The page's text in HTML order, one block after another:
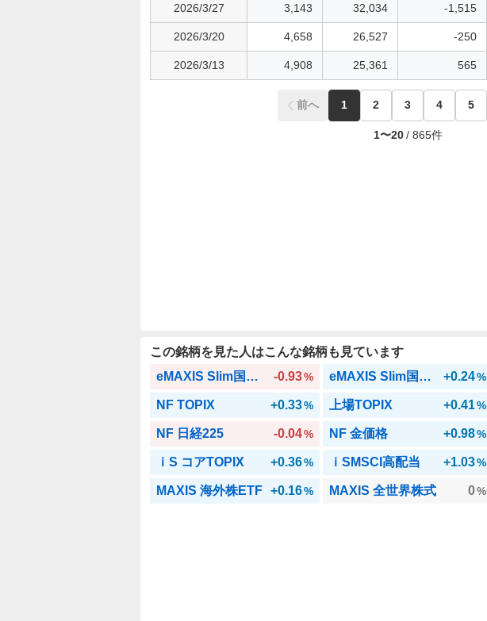
2026/3/27 3,143 32,034 -1,515
2026/3/20 4,658 26,527 -250
2026/3/13 4,908 25,361 565
前へ 1 2 3 4 5
1〜20 / 865件
この銘柄を見た人はこんな銘柄も見ています
eMAXIS Slim国内株式(日経平均)
-0.93% eMAXIS Slim国内株式(TOPIX) +0.24%
NF TOPIX +0.33% 上場TOPIX +0.41%
NF 日経225 -0.04% NF 金価格 +0.98%
ｉS コアTOPIX +0.36% ｉSMSCI高配当 +1.03%
MAXIS 海外株ETF +0.16% MAXIS 全世界株式 0%